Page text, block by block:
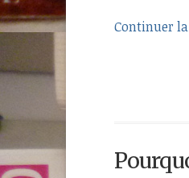
Continuer